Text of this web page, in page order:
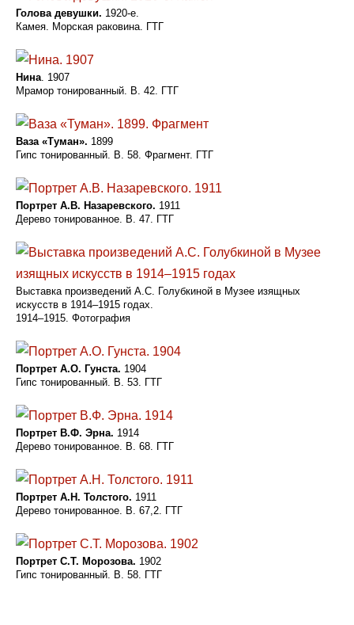
Голова девушки. 1920-е.
Камея. Морская раковина. ГТГ
Нина. 1907
Мрамор тонированный. В. 42. ГТГ
Ваза «Туман». 1899
Гипс тонированный. В. 58. Фрагмент. ГТГ
Портрет А.В. Назаревского. 1911
Дерево тонированное. В. 47. ГТГ
Выставка произведений А.С. Голубкиной в Музее изящных
искусств в 1914–1915 годах.
1914–1915. Фотография
Портрет А.О. Гунста. 1904
Гипс тонированный. В. 53. ГТГ
Портрет В.Ф. Эрна. 1914
Дерево тонированное. В. 68. ГТГ
Портрет А.Н. Толстого. 1911
Дерево тонированное. В. 67,2. ГТГ
Портрет С.Т. Морозова. 1902
Гипс тонированный. В. 58. ГТГ